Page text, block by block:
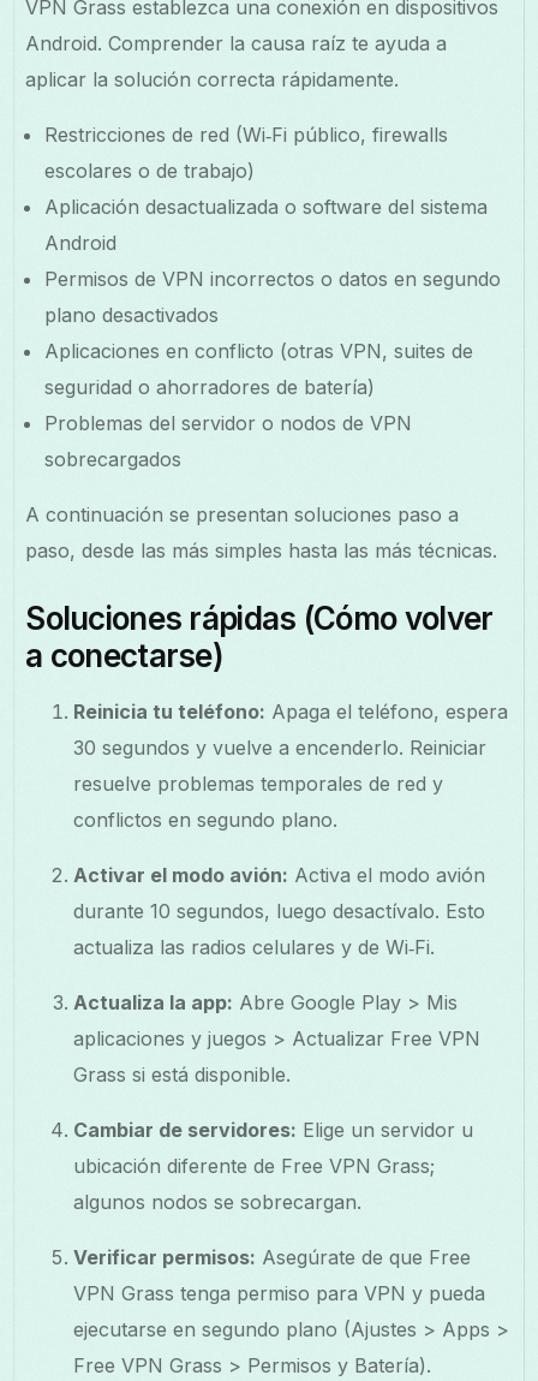
VPN Grass establezca una conexión en dispositivos
Android. Comprender la causa raíz te ayuda a
aplicar la solución correcta rápidamente.
Restricciones de red (Wi‑Fi público, firewalls
escolares o de trabajo)
Aplicación desactualizada o software del sistema
Android
Permisos de VPN incorrectos o datos en segundo
plano desactivados
Aplicaciones en conflicto (otras VPN, suites de
seguridad o ahorradores de batería)
Problemas del servidor o nodos de VPN
sobrecargados
A continuación se presentan soluciones paso a
paso, desde las más simples hasta las más técnicas.
Soluciones rápidas (Cómo volver
a conectarse)
Reinicia tu teléfono: Apaga el teléfono, espera
30 segundos y vuelve a encenderlo. Reiniciar
resuelve problemas temporales de red y
conflictos en segundo plano.
Activar el modo avión: Activa el modo avión
durante 10 segundos, luego desactívalo. Esto
actualiza las radios celulares y de Wi‑Fi.
Actualiza la app: Abre Google Play > Mis
aplicaciones y juegos > Actualizar Free VPN
Grass si está disponible.
Cambiar de servidores: Elige un servidor u
ubicación diferente de Free VPN Grass;
algunos nodos se sobrecargan.
Verificar permisos: Asegúrate de que Free
VPN Grass tenga permiso para VPN y pueda
ejecutarse en segundo plano (Ajustes > Apps >
Free VPN Grass > Permisos y Batería).